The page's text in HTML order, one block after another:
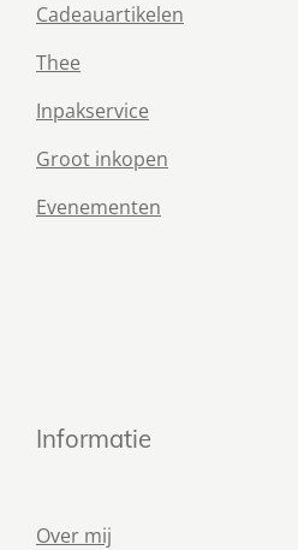
Cadeauartikelen
Thee
Inpakservice
Groot inkopen
Evenementen
Informatie
Over mij